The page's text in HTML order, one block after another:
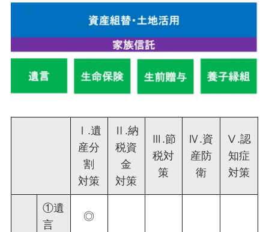
Ⅰ.遺
産分
割
対策
Ⅱ.納
税資
金
対策
Ⅲ.節
税対
策
Ⅳ.資
産防
衛
Ⅴ.認
知症
対策
①遺
言
◎